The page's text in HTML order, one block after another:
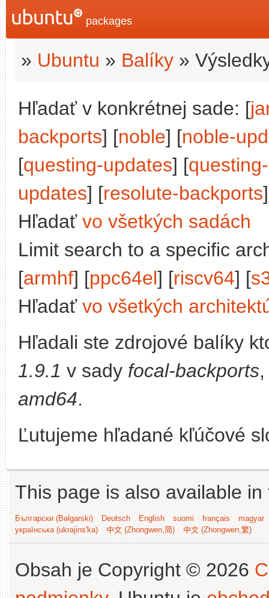
packages
» Ubuntu » Balíky »
Hľadať v konkrétnej sade: [
backports] [noble] [noble-
[questing-updates] [
updates] [resolute-backports
Hľadať vo všetkých sadách
Limit search to a specific
[armhf] [ppc64el] [riscv64] [
Hľadať vo všetkých
Hľadali ste zdrojové balíky
1.9.1 v sady focal-backports
amd64.
Ľutujeme hľadané kľúčové
This page is also available
Български (Bəlgarski) Deutsch English suomi français
magyar
українська (ukrajins'ka)
中文 (Zhongwen,简) 中文 (Zhongwen,繁)
Obsah je Copyright © 2026